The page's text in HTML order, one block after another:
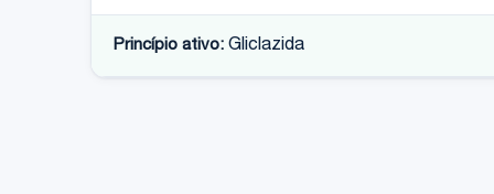
Princípio ativo: Gliclazida